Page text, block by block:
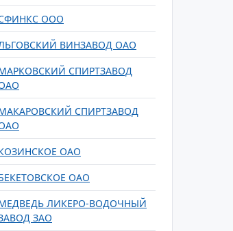
ООО
ВИНЗАВОД ОАО
СПИРТЗАВОД
СПИРТЗАВОД
ОАО
ОАО
ЛИКЕРО-ВОДОЧНЫЙ
ЗАО